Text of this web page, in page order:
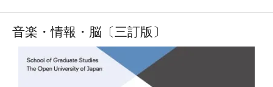
音楽・情報・脳〔三訂版〕